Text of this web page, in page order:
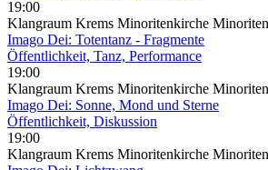
19:00
Klangraum Krems Minoritenkirche
Imago Dei: Totentanz - Fragmente
Öffentlichkeit, Tanz, Performance
19:00
Klangraum Krems Minoritenkirche
Imago Dei: Sonne, Mond und Sterne
Öffentlichkeit, Diskussion
19:00
Klangraum Krems Minoritenkirche